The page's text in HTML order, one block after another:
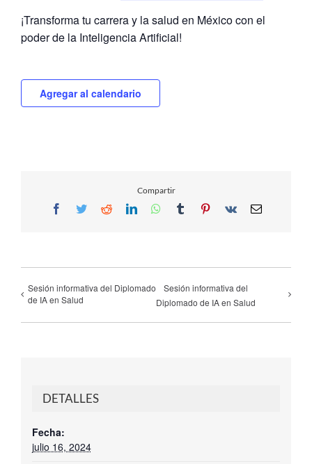
¡Transforma tu carrera y la salud en México con el
poder de la Inteligencia Artificial!
Agregar al calendario
Compartir
Facebook
TwitterRedditLinkedInWhatsApp
TumblrPinterest
Vk Email
Sesión informativa del Diplomado
de IA en Salud
Sesión informativa del
Diplomado de IA en Salud
DETALLES
Fecha:
julio 16, 2024